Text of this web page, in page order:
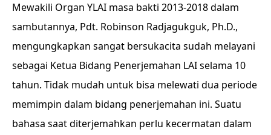
Mewakili Organ YLAI masa bakti 2013-2018 dalam
sambutannya, Pdt. Robinson Radjagukguk, Ph.D.,
mengungkapkan sangat bersukacita sudah melayani
sebagai Ketua Bidang Penerjemahan LAI selama 10
tahun. Tidak mudah untuk bisa melewati dua periode
memimpin dalam bidang penerjemahan ini. Suatu
bahasa saat diterjemahkan perlu kecermatan dalam